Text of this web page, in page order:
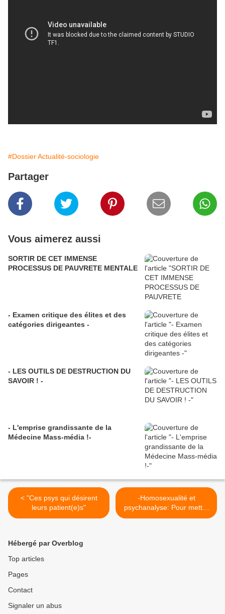
#Dossier Actualité-sociologie
Partager
Vous aimerez aussi
SORTIR DE CET IMMENSE
PROCESSUS DE PAUVRETE MENTALE
- Examen critique des élites et des
catégories dirigeantes -
- LES OUTILS DE DESTRUCTION DU
SAVOIR ! -
- L'emprise grandissante de la
Médecine Mass-média !-
< "Ces psys qui désirent
leurs patient(e)s"
-Homosexualité et
psychanalyse: Pour mettre
les choses au clair !- >
Hébergé par Overblog
Top articles
Pages
Contact
Signaler un abus